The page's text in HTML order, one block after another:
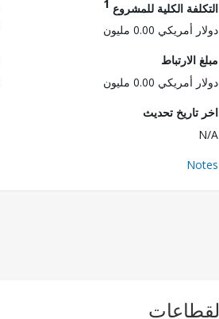
التكلفة الكلية للمشروع 1
دولار أمريكي 0.00 مليون
مبلغ الارتباط
دولار أمريكي 0.00 مليون
اخر تاريخ تحديث
N/A
Notes
القطاعات